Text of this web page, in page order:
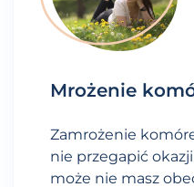
Mrożenie
Zamrożenie
nie przegapić
może nie masz